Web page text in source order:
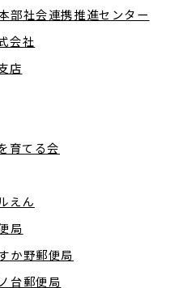
社会連携推進センター
会社
店
育てる会
えん
局
か野郵便局
台郵便局